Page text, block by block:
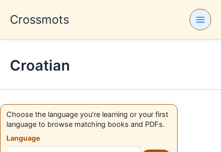
Crossmots
Croatian
Choose the language you’re learning or your first
language to browse matching books and PDFs.
Language